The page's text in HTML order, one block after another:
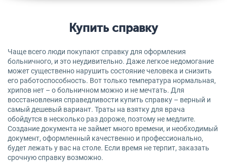
Купить справку
Чаще всего люди покупают справку для оформления
больничного, и это неудивительно. Даже легкое недомогание
может существенно нарушить состояние человека и снизить
его работоспособность. Вот только температура нормальная,
хрипов нет – о больничном можно и не мечтать. Для
восстановления справедливости купить справку – верный и
самый дешевый вариант. Траты на взятку для врача
обойдутся в несколько раз дороже, поэтому не медлите.
Создание документа не займет много времени, и необходимый
документ, оформленный качественно и профессионально,
будет лежать у вас на столе. Если время не терпит, заказать
срочную справку возможно.